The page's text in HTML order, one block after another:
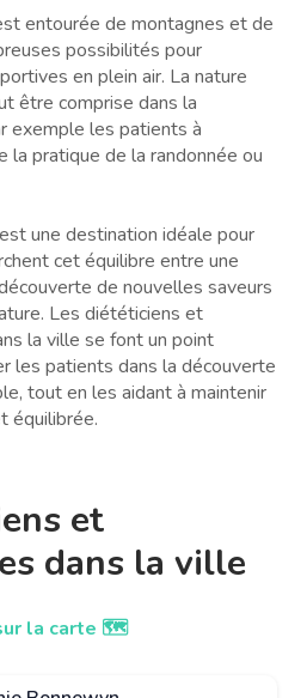
entourée de montagnes et de
possibilités pour
en plein air. La nature
être comprise dans la
exemple les patients à
la pratique de la randonnée ou
une destination idéale pour
cet équilibre entre une
de nouvelles saveurs
Les diététiciens et
la ville se font un point
les patients dans la découverte
tout en les aidant à maintenir
équilibrée.
et
dans la ville
la carte 🗺️